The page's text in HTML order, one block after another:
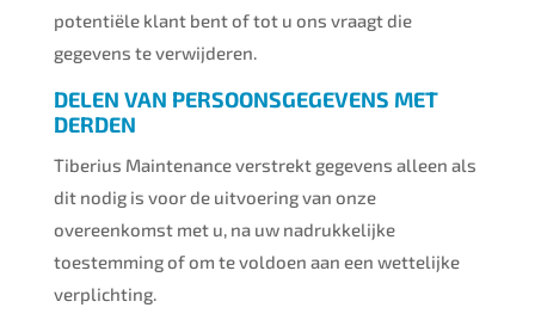
potentiële klant bent of tot u ons vraagt die
gegevens te verwijderen.
DELEN VAN PERSOONSGEGEVENS MET
DERDEN
Tiberius Maintenance verstrekt gegevens alleen als
dit nodig is voor de uitvoering van onze
overeenkomst met u, na uw nadrukkelijke
toestemming of om te voldoen aan een wettelijke
verplichting.